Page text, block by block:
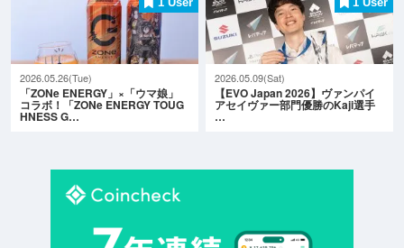
2026.05.26(Tue)
「ZONe ENERGY」×「ウマ娘」
コラボ！「ZONe ENERGY TOUG
HNESS G…
2026.05.09(Sat)
【EVO Japan 2026】ヴァンパイ
アセイヴァー部門優勝のKaji選手
…